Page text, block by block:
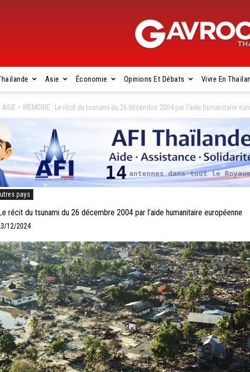
Gavroche
Thaïlande
Asie Économie Opinions Et Débats Vivre En
ASIE – MÉMOIRE : Le récit du tsunami du 26 décembre 2004 par l’aide humanitaire
pays
récit du tsunami du 26 décembre 2004 par l’aide humanitaire européenne
12/2024